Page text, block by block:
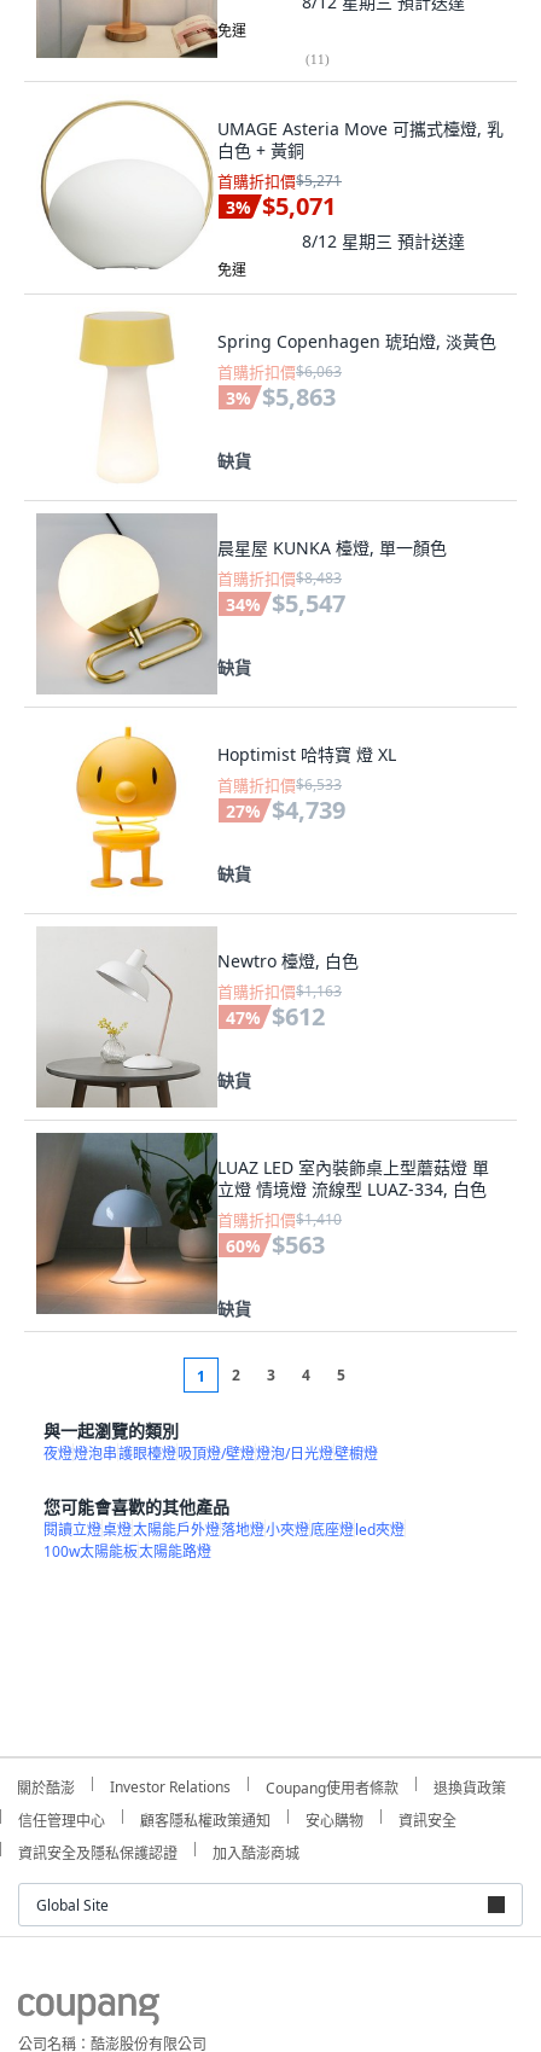
免運
(11)
UMAGE Asteria Move 可攜式檯燈, 乳
白色 + 黃銅
首購折扣價$5,271
3% $5,071
8/12 星期三 預計送達
免運
Spring Copenhagen 琥珀燈, 淡黃色
首購折扣價$6,063
3% $5,863
缺貨
晨星屋 KUNKA 檯燈, 單一顏色
首購折扣價$8,483
34% $5,547
缺貨
Hoptimist 哈特寶 燈 XL
首購折扣價$6,533
27% $4,739
缺貨
Newtro 檯燈, 白色
首購折扣價$1,163
47% $612
缺貨
LUAZ LED 室內裝飾桌上型蘑菇燈 單
立燈 情境燈 流線型 LUAZ-334, 白色
首購折扣價$1,410
60% $563
缺貨
1 2 3 4 5
與一起瀏覽的類別
夜燈燈泡串護眼檯燈吸頂燈/壁燈燈泡/日光燈壁櫥燈
您可能會喜歡的其他產品
閱讀立燈桌燈太陽能戶外燈落地燈小夾燈底座燈led夾燈
100w太陽能板太陽能路燈
關於酷澎 Investor Relations Coupang使用者條款
退換貨政策
信任管理中心
顧客隱私權政策通知 安心購物
資訊安全
資訊安全及隱私保護認證
加入酷澎商城
Global Site
公司名稱：酷澎股份有限公司